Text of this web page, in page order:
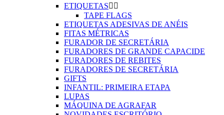
ETIQUETAS 
TAPE FLAGS
ETIQUETAS ADESIVAS DE ANÉIS
FITAS MÉTRICAS
FURADOR DE SECRETÁRIA
FURADORES DE GRANDE CAPACIDE
FURADORES DE REBITES
FURADORES DE SECRETÁRIA
GIFTS
INFANTIL: PRIMEIRA ETAPA
LUPAS
MÁQUINA DE AGRAFAR